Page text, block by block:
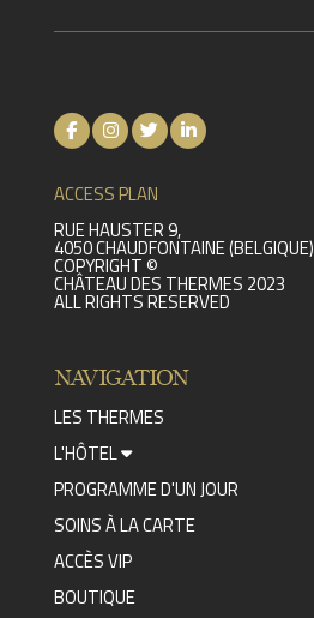
ACCESS PLAN
RUE HAUSTER 9,
4050 CHAUDFONTAINE (BELGIQUE)
COPYRIGHT ©
CHÂTEAU DES THERMES 2023
ALL RIGHTS RESERVED
NAVIGATION
LES THERMES
L'HÔTEL
PROGRAMME D'UN JOUR
SOINS À LA CARTE
ACCÈS VIP
BOUTIQUE